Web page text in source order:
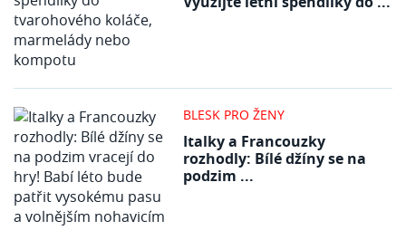
BLESK PRO ŽENY
Italky a Francouzky
rozhodly: Bílé džíny se na
podzim ...